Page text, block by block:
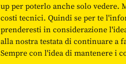
up per poterlo anche solo vedere.
costi tecnici. Quindi se per te
prenderesti in considerazione
alla nostra testata di continuare a
Sempre con l'idea di mantenere i